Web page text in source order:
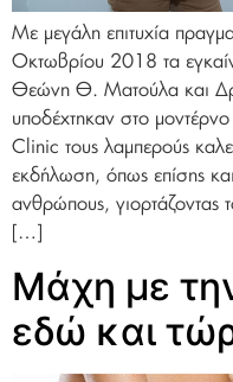
Με μεγάλη επιτυχία
Οκτωβρίου 2018 τα
Θεώνη Θ. Ματούλα και
υποδέχτηκαν στο
Clinic τους λαμπερούς
εκδήλωση, όπως επίσης
ανθρώπους, γιορτάζοντας
[…]
Μάχη με
εδώ και